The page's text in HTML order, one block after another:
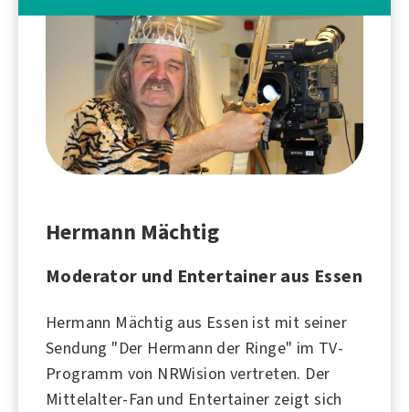
Hermann Mächtig
Moderator und Entertainer aus Essen
Hermann Mächtig aus Essen ist mit seiner
Sendung "Der Hermann der Ringe" im TV-
Programm von NRWision vertreten. Der
Mittelalter-Fan und Entertainer zeigt sich